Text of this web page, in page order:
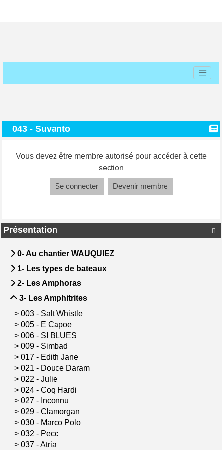

Présentation
0- Au chantier WAUQUIEZ
1- Les types de bateaux
2- Les Amphoras
3- Les Amphitrites
> 003 - Salt Whistle
> 005 - E Capoe
> 006 - SI BLUES
> 009 - Simbad
> 017 - Edith Jane
> 021 - Douce Daram
> 022 - Julie
> 024 - Coq Hardi
> 027 - Inconnu
> 029 - Clamorgan
> 030 - Marco Polo
> 032 - Pecc
> 037 - Atria
043 - Suvanto
Vous devez être membre autorisé pour accéder à cette
section
Se connecter Devenir membre